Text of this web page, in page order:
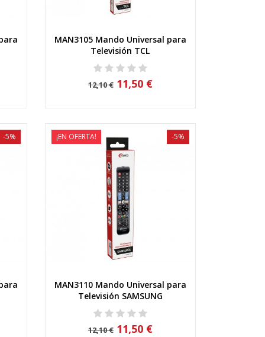
Vista rápida
MAN3105 Mando Universal para
Televisión TCL
12,10 € 11,50 €
-5% ¡EN OFERTA!
Vista rápida
MAN3110 Mando Universal para
Televisión SAMSUNG
12,10 €
-5%
11,50 €